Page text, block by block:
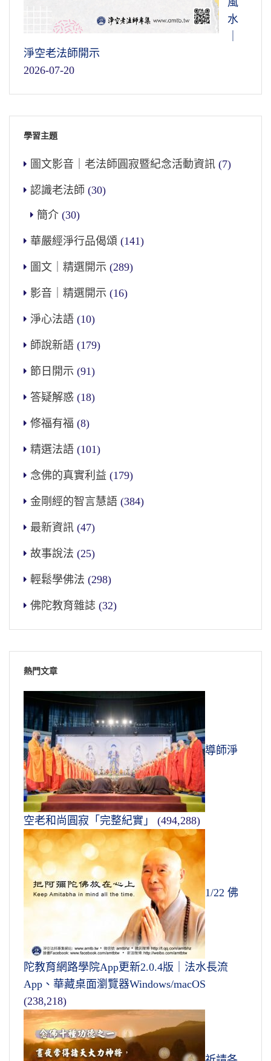
水
淨空老法師開示
2026-07-20
學習主題
圖文影音｜老法師圓寂暨紀念活動資訊 (7)
認識老法師 (30)
簡介 (30)
華嚴經淨行品偈頌 (141)
圖文｜精選開示 (289)
影音｜精選開示 (16)
淨心法語 (10)
師說新語 (179)
節日開示 (91)
答疑解惑 (18)
修福有福 (8)
精選法語 (101)
念佛的真實利益 (179)
金剛經的智言慧語 (384)
最新資訊 (47)
故事說法 (25)
輕鬆學佛法 (298)
佛陀教育雜誌 (32)
熱門文章
導師淨
空老和尚圓寂「完整紀實」 (494,288)
1/22 佛
陀教育網路學院App更新2.0.4版｜法水長流
App、華藏桌面瀏覽器Windows/macOS
(238,218)